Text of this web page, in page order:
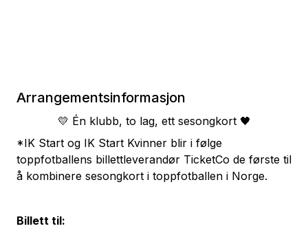
Arrangementsinformasjon
💛 Én klubb, to lag, ett sesongkort 🖤
*IK Start og IK Start Kvinner blir i følge
toppfotballens billettleverandør TicketCo de første til
å kombinere sesongkort i toppfotballen i Norge.
Billett til: